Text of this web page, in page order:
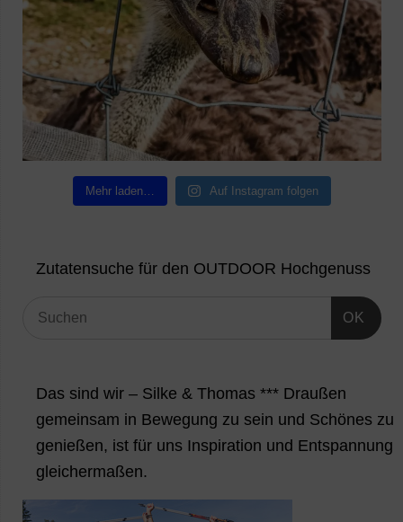
Mehr laden… Auf Instagram folgen
Zutatensuche für den OUTDOOR Hochgenuss
OK
Das sind wir – Silke & Thomas *** Draußen
gemeinsam in Bewegung zu sein und Schönes zu
genießen, ist für uns Inspiration und Entspannung
gleichermaßen.